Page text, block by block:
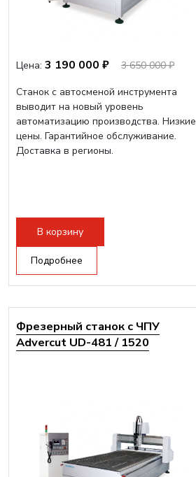
Цена: 3 190 000 ₽
3 650 000 ₽
Станок с автосменой инструмента
выводит на новый уровень
автоматизацию производства. Низкие
цены. Гарантийное обслуживание.
Доставка в регионы.
В корзину
Подробнее
Фрезерный станок с ЧПУ
Advercut UD-481 / 1520